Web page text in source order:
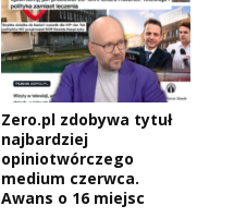
Zero.pl zdobywa tytuł
najbardziej
opiniotwórczego
medium czerwca.
Awans o 16 miejsc